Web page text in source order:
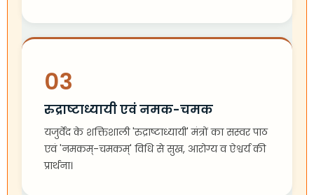
03
रुद्राष्टाध्यायी एवं नमक-चमक
यजुर्वेद के शक्तिशाली 'रुद्राष्टाध्यायी' मंत्रों का सस्वर पाठ
एवं 'नमकम्-चमकम्' विधि से सुख, आरोग्य व ऐश्वर्य की
प्रार्थना।